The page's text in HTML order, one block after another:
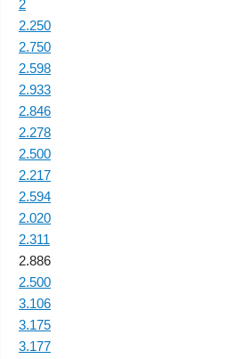
2
2.250
2.750
2.598
2.933
2.846
2.278
2.500
2.217
2.594
2.020
2.311
2.886
2.500
3.106
3.175
3.177